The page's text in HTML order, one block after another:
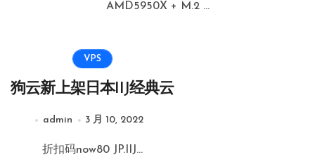
AMD5950X + M.2 ...
VPS
狗云新上架日本IIJ经典云
admin 3 月 10, 2022
折扣码now80 JP.IIJ...